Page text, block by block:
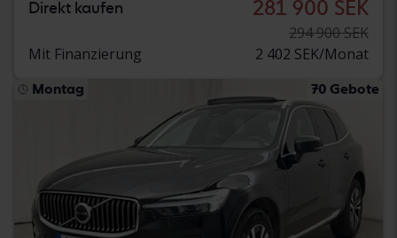
Direkt kaufen 281 900 SEK
294 900 SEK
Mit Finanzierung
2 402 SEK/Monat
Montag 70 Gebote